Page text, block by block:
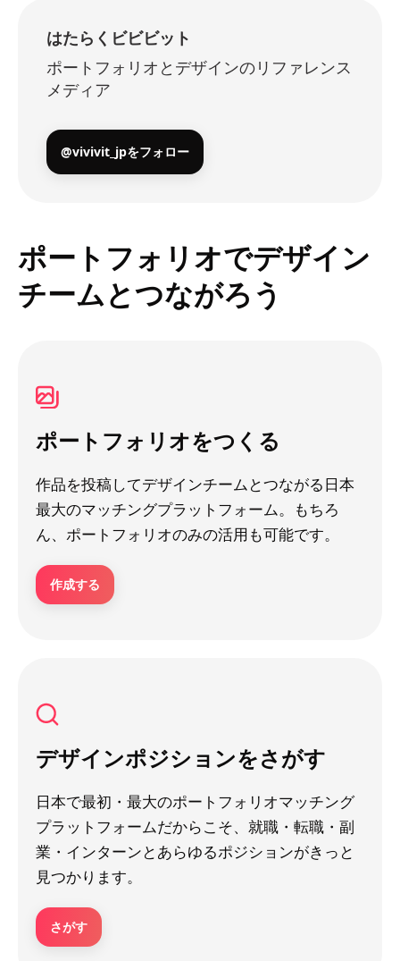
はたらくビビビット
ポートフォリオとデザインのリファレンス
メディア
@vivivit_jpをフォロー
ポートフォリオでデザイン
チームとつながろう
ポートフォリオをつくる
作品を投稿してデザインチームとつながる日本
最大のマッチングプラットフォーム。もちろ
ん、ポートフォリオのみの活用も可能です。
作成する
デザインポジションをさがす
日本で最初・最大のポートフォリオマッチング
プラットフォームだからこそ、就職・転職・副
業・インターンとあらゆるポジションがきっと
見つかります。
さがす